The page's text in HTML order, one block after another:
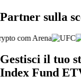
Partner sulla
Gestisci il tuo
Index Fund